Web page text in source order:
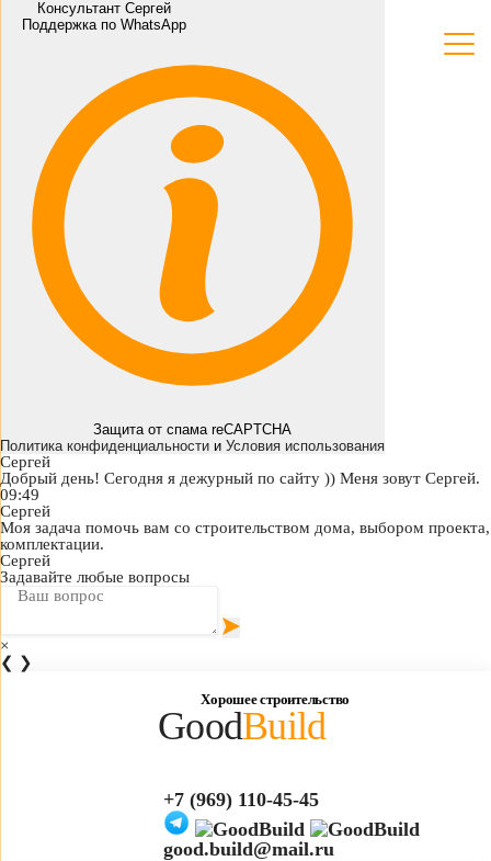
Консультант Сергей
Поддержка по WhatsApp
Защита от спама reCAPTCHA
Политика конфиденциальности и Условия использования
Сергей
Добрый день! Сегодня я дежурный по сайту )) Меня зовут Сергей.
09:49
Сергей
Моя задача помочь вам со строительством дома, выбором проекта,
комплектации.
Сергей
Задавайте любые вопросы
×
❮ ❯
Хорошее строительство
GoodBuild
+7 (969) 110-45-45
good.build@mail.ru